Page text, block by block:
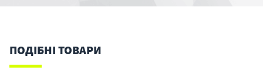
ПОДІБНІ ТОВАРИ